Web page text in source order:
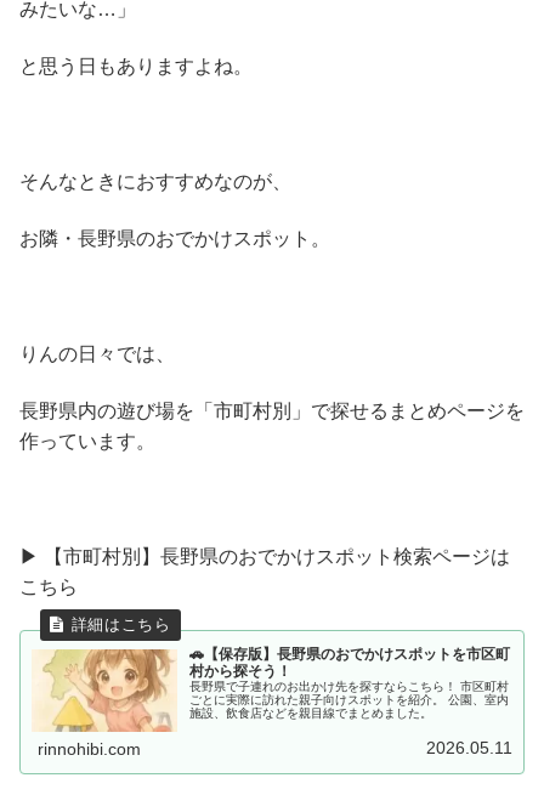
みたいな…」
と思う日もありますよね。
そんなときにおすすめなのが、
お隣・長野県のおでかけスポット。
りんの日々では、
長野県内の遊び場を「市町村別」で探せるまとめページを
作っています。
▶ 【市町村別】長野県のおでかけスポット検索ページは
こちら
🚗【保存版】長野県のおでかけスポットを市区町
村から探そう！
長野県で子連れのお出かけ先を探すならこちら！ 市区町村
ごとに実際に訪れた親子向けスポットを紹介。 公園、室内
施設、飲食店などを親目線でまとめました。
rinnohibi.com 2026.05.11